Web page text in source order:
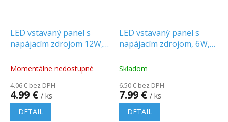
LED vstavaný panel s
napájacím zdrojom 12W,
Momentálne nedostupné
4.06 € bez DPH
4.99 € / ks
DETAIL
LED vstavaný panel s
napájacím zdrojom, 6W,
Skladom
6.50 € bez DPH
7.99 € / ks
DETAIL